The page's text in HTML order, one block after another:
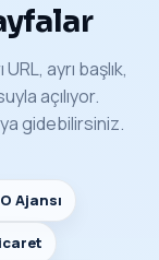
ayrı başlık,
açılıyor.
gidebilirsiniz.
Ajansı